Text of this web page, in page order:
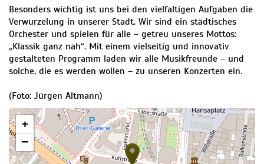
Besonders wichtig ist uns bei den vielfaltigen Aufgaben die
Verwurzelung in unserer Stadt. Wir sind ein städtisches
Orchester und spielen für alle – getreu unseres Mottos:
„Klassik ganz nah“. Mit einem vielseitig und innovativ
gestalteten Programm laden wir alle Musikfreunde – und
solche, die es werden wollen – zu unseren Konzerten ein.
(Foto: Jürgen Altmann)
+
−